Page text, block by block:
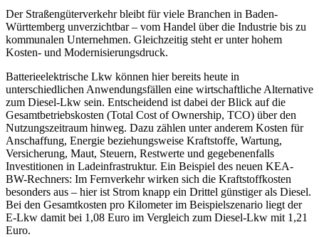
Der Straßengüterverkehr bleibt für viele Branchen in Baden-
Württemberg unverzichtbar – vom Handel über die Industrie bis zu
kommunalen Unternehmen. Gleichzeitig steht er unter hohem
Kosten- und Modernisierungsdruck.
Batterieelektrische Lkw können hier bereits heute in
unterschiedlichen Anwendungsfällen eine wirtschaftliche Alternative
zum Diesel-Lkw sein. Entscheidend ist dabei der Blick auf die
Gesamtbetriebskosten (Total Cost of Ownership, TCO) über den
Nutzungszeitraum hinweg. Dazu zählen unter anderem Kosten für
Anschaffung, Energie beziehungsweise Kraftstoffe, Wartung,
Versicherung, Maut, Steuern, Restwerte und gegebenenfalls
Investitionen in Ladeinfrastruktur. Ein Beispiel des neuen KEA-
BW-Rechners: Im Fernverkehr wirken sich die Kraftstoffkosten
besonders aus – hier ist Strom knapp ein Drittel günstiger als Diesel.
Bei den Gesamtkosten pro Kilometer im Beispielszenario liegt der
E-Lkw damit bei 1,08 Euro im Vergleich zum Diesel-Lkw mit 1,21
Euro.